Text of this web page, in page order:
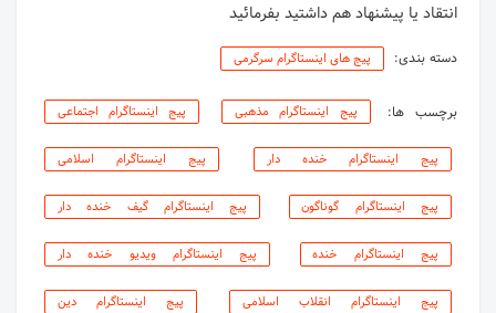
انتقاد یا پیشنهاد هم داشتید بفرمائید
دسته بندی: پیج های اینستاگرام سرگرمی
برچسب ها: پیج اینستاگرام مذهبی پیج اینستاگرام اجتماعی
پیج اینستاگرام خنده دار پیج اینستاگرام اسلامی
پیج اینستاگرام گوناگون پیج اینستاگرام گیف خنده دار
پیج اینستاگرام خنده پیج اینستاگرام ویدیو خنده دار
پیج اینستاگرام انقلاب اسلامی پیج اینستاگرام دین